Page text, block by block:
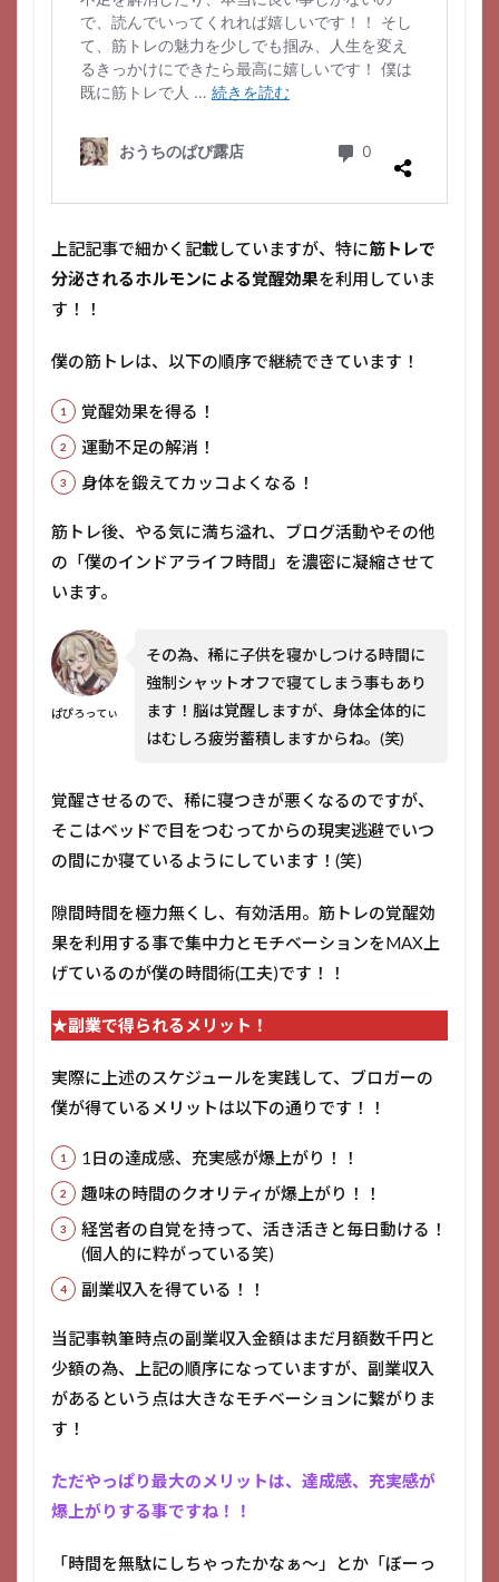
上記記事で細かく記載していますが、特に筋トレで
分泌されるホルモンによる覚醒効果を利用していま
す！！
僕の筋トレは、以下の順序で継続できています！
覚醒効果を得る！
運動不足の解消！
身体を鍛えてカッコよくなる！
筋トレ後、やる気に満ち溢れ、ブログ活動やその他
の「僕のインドアライフ時間」を濃密に凝縮させて
います。
ぱぴろってぃ
その為、稀に子供を寝かしつける時間に
強制シャットオフで寝てしまう事もあり
ます！脳は覚醒しますが、身体全体的に
はむしろ疲労蓄積しますからね。(笑)
覚醒させるので、稀に寝つきが悪くなるのですが、
そこはベッドで目をつむってからの現実逃避でいつ
の間にか寝ているようにしています！(笑)
隙間時間を極力無くし、有効活用。筋トレの覚醒効
果を利用する事で集中力とモチベーションをMAX上
げているのが僕の時間術(工夫)です！！
★副業で得られるメリット！
実際に上述のスケジュールを実践して、ブロガーの
僕が得ているメリットは以下の通りです！！
1日の達成感、充実感が爆上がり！！
趣味の時間のクオリティが爆上がり！！
経営者の自覚を持って、活き活きと毎日動ける！
(個人的に粋がっている笑)
副業収入を得ている！！
当記事執筆時点の副業収入金額はまだ月額数千円と
少額の為、上記の順序になっていますが、副業収入
があるという点は大きなモチベーションに繋がりま
す！
ただやっぱり最大のメリットは、達成感、充実感が
爆上がりする事ですね！！
「時間を無駄にしちゃったかなぁ～」とか「ぼーっ